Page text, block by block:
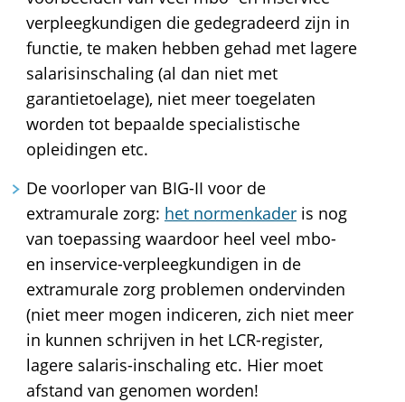
verpleegkundigen die gedegradeerd zijn in
functie, te maken hebben gehad met lagere
salarisinschaling (al dan niet met
garantietoelage), niet meer toegelaten
worden tot bepaalde specialistische
opleidingen etc.
De voorloper van BIG-II voor de
extramurale zorg: het normenkaderis nog
van toepassing waardoor heel veel mbo-
en inservice-verpleegkundigen in de
extramurale zorg problemen ondervinden
(niet meer mogen indiceren, zich niet meer
in kunnen schrijven in het LCR-register,
lagere salaris-inschaling etc. Hier moet
afstand van genomen worden!